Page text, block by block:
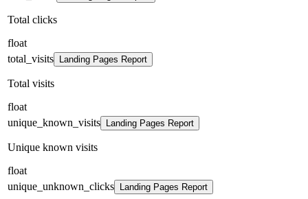
Total clicks
float
total_visits
Landing Pages Report
Total visits
float
unique_known_visits
Landing Pages Report
Unique known visits
float
unique_unknown_clicks
Landing Pages Report